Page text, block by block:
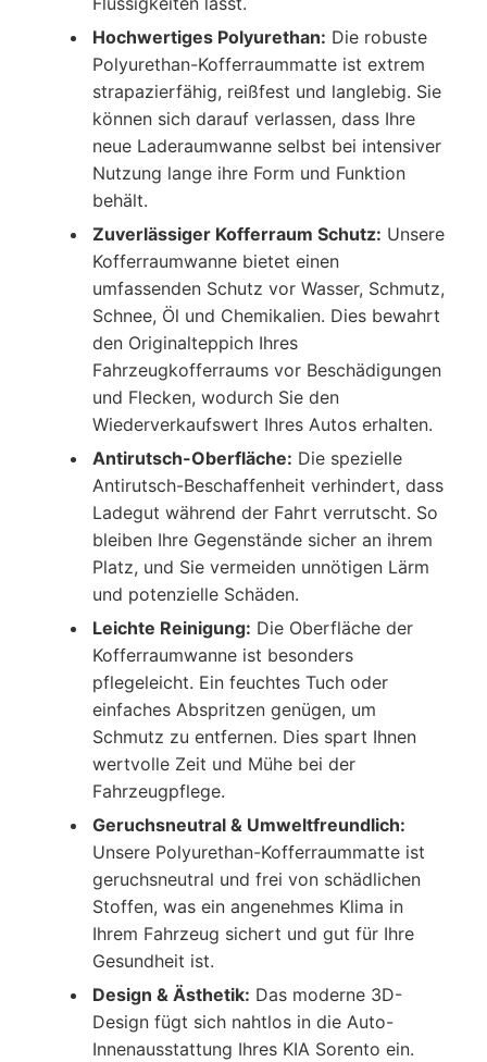
Hochwertiges Polyurethan: Die robuste
Polyurethan-Kofferraummatte ist extrem
strapazierfähig, reißfest und langlebig. Sie
können sich darauf verlassen, dass Ihre
neue Laderaumwanne selbst bei intensiver
Nutzung lange ihre Form und Funktion
behält.
Zuverlässiger Kofferraum Schutz: Unsere
Kofferraumwanne bietet einen
umfassenden Schutz vor Wasser, Schmutz,
Schnee, Öl und Chemikalien. Dies bewahrt
den Originalteppich Ihres
Fahrzeugkofferraums vor Beschädigungen
und Flecken, wodurch Sie den
Wiederverkaufswert Ihres Autos erhalten.
Antirutsch-Oberfläche: Die spezielle
Antirutsch-Beschaffenheit verhindert, dass
Ladegut während der Fahrt verrutscht. So
bleiben Ihre Gegenstände sicher an ihrem
Platz, und Sie vermeiden unnötigen Lärm
und potenzielle Schäden.
Leichte Reinigung: Die Oberfläche der
Kofferraumwanne ist besonders
pflegeleicht. Ein feuchtes Tuch oder
einfaches Abspritzen genügen, um
Schmutz zu entfernen. Dies spart Ihnen
wertvolle Zeit und Mühe bei der
Fahrzeugpflege.
Geruchsneutral & Umweltfreundlich:
Unsere Polyurethan-Kofferraummatte ist
geruchsneutral und frei von schädlichen
Stoffen, was ein angenehmes Klima in
Ihrem Fahrzeug sichert und gut für Ihre
Gesundheit ist.
Design & Ästhetik: Das moderne 3D-
Design fügt sich nahtlos in die Auto-
Innenausstattung Ihres KIA Sorento ein.